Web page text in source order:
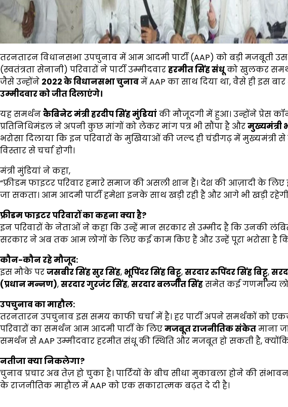
तरनतारन विधानसभा उपचुनाव में आम आदमी पार्टी (AAP) को बड़ी मजबूती
(स्वतंत्रता सेनानी) परिवारों ने पार्टी उम्मीदवारहरमीत सिंह संधूको खुलकर
जैसे उन्होंने 2022के विधानसभा चुनावमें AAP का साथ दिया था, वैसे ही इस
उम्मीदवार को जीत दिलाएंगे।
यह समर्थनकैबिनेट मंत्री हरदीप सिंह मुंडियांकी मौजूदगी में हुआ। उन्होंने प्रेस
प्रतिनिधिमंडल ने अपनी कुछ मांगों को लेकर मांग पत्र भी सौंपा है औरमुख्यमंत्री
भरोसा दिलाया कि इन परिवारों के मुखियाओं की जल्द ही चंडीगढ़ में मुख्यमंत्री
विस्तार से चर्चा होगी।
मंत्री मुंडियां ने कहा,
“फ्रीडम फाइटर परिवार हमारे समाज की असली शान हैं। देश की आज़ादी के लिए
जा सकता। आम आदमी पार्टी हमेशा इनके साथ खड़ी रही है और आगे भी खड़ी
फ्रीडम फाइटर परिवारों का कहना क्या है?
इन परिवारों के नेताओं ने कहा कि उन्हें मान सरकार से उम्मीद है कि उनकी
सरकार ने अब तक आम लोगों के लिए कई काम किए हैं और उन्हें पूरा भरोसा है कि
कौन-कौन रहे मौजूद:
इस मौके परजसबीर सिंह सुर सिंह, भूपिंदर सिंह बिट्टू,सरदार रुपिंदर सिंह बिट्टू,
(प्रधान मन्नण),सरदार गुरजंट सिंह,सरदार बलजीत सिंहसमेत कई गणमान्य
उपचुनाव का माहौल:
तरनतारन उपचुनाव इस समय काफी चर्चा में है। हर पार्टी अपने समर्थकों को
परिवारों का समर्थन आम आदमी पार्टी के लिएमजबूत राजनीतिक संकेतमाना
समर्थन से AAP उम्मीदवार हरमीत संधू की स्थिति और मजबूत हो सकती है,
नतीजा क्या निकलेगा?
चुनाव प्रचार अब तेज़ हो चुका है। पार्टियों के बीच सीधा मुकाबला होने की
के राजनीतिक माहौल में AAP को एक सकारात्मक बढ़त दे दी है।